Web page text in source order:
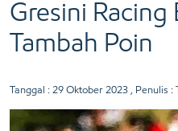
Gresini Racing
Tambah Poin
Tanggal : 29 Oktober 2023 , Penulis :